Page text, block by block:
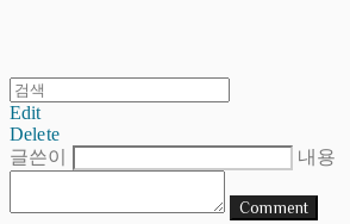
Edit
Delete
글쓴이
내용
Comment